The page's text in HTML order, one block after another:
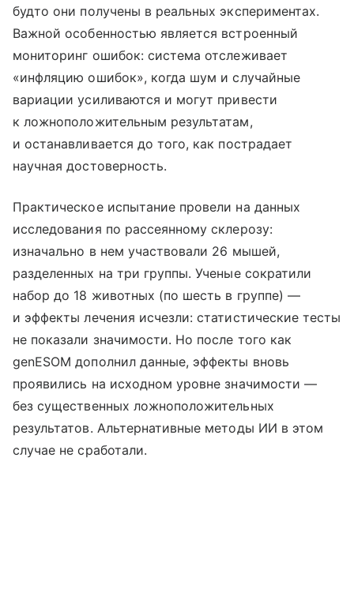
будто они получены в реальных экспериментах.
Важной особенностью является встроенный
мониторинг ошибок: система отслеживает
«инфляцию ошибок», когда шум и случайные
вариации усиливаются и могут привести
к ложноположительным результатам,
и останавливается до того, как пострадает
научная достоверность.
Практическое испытание провели на данных
исследования по рассеянному склерозу:
изначально в нем участвовали 26 мышей,
разделенных на три группы. Ученые сократили
набор до 18 животных (по шесть в группе) —
и эффекты лечения исчезли: статистические тесты
не показали значимости. Но после того как
genESOM дополнил данные, эффекты вновь
проявились на исходном уровне значимости —
без существенных ложноположительных
результатов. Альтернативные методы ИИ в этом
случае не сработали.